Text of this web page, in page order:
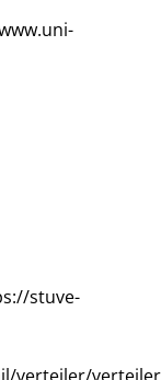
stuve-